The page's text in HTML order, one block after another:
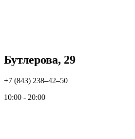
Бутлерова, 29
+7 (843) 238‒42‒50
10:00 - 20:00